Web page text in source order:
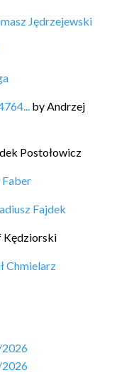
Jędrzejewski
by Andrzej
Postołowicz
Faber
Fajdek
Kędziorski
Chmielarz